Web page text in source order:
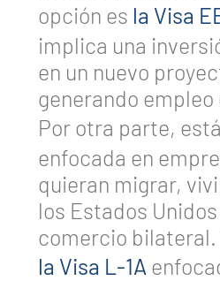
opción es la Visa
implica una
en un nuevo
generando empleo
Por otra parte, está
enfocada en
quieran migrar,
los Estados
comercio
la Visa L-1A